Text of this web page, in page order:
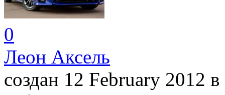
0
Леон Аксель
создан 12 February 2012 в